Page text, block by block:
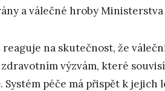
a válečné hroby Ministerstva
reaguje na skutečnost, že
výzvám, které
Systém péče má přispět k